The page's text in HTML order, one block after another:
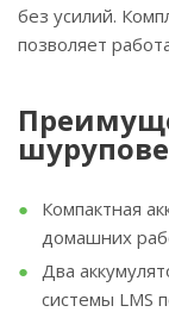
без усилий.
позволяет
Компактная
домашних
Два
системы LMS